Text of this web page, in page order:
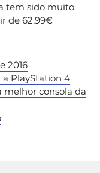
tem sido muito
de 62,99€
2016
a PlayStation 4
melhor consola da